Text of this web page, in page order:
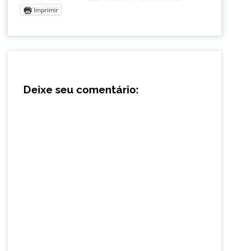
Imprimir
Deixe seu comentário: